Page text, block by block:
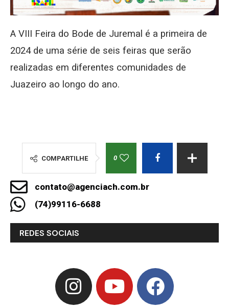
A VIII Feira do Bode de Juremal é a primeira de
2024 de uma série de seis feiras que serão
realizadas em diferentes comunidades de
Juazeiro ao longo do ano.
COMPARTILHE 0
contato@agenciach.com.br
(74)99116-6688
REDES SOCIAIS